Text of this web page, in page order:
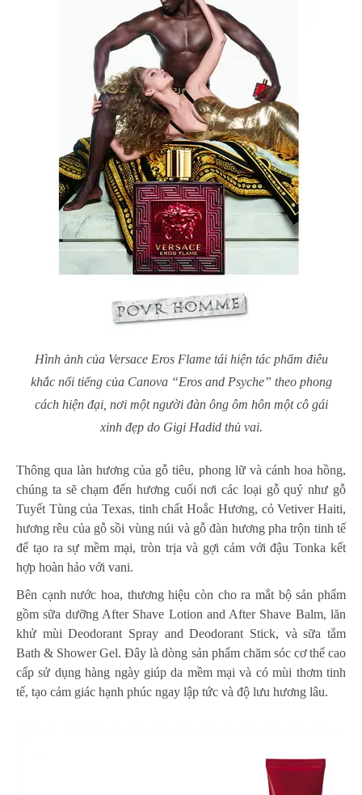
Hình ảnh của Versace Eros Flame tái hiện tác phẩm điêu
khắc nổi tiếng của Canova “Eros and Psyche” theo phong
cách hiện đại, nơi một người đàn ông ôm hôn một cô gái
xinh đẹp do Gigi Hadid thủ vai.
Thông qua làn hương của gỗ tiêu, phong lữ và cánh hoa hồng,
chúng ta sẽ chạm đến hương cuối nơi các loại gỗ quý như gỗ
Tuyết Tùng của Texas, tinh chất Hoắc Hương, cỏ Vetiver Haiti,
hương rêu của gỗ sồi vùng núi và gỗ đàn hương pha trộn tinh tế
để tạo ra sự mềm mại, tròn trịa và gợi cảm với đậu Tonka kết
hợp hoàn hảo với vani.
Bên cạnh nước hoa, thương hiệu còn cho ra mắt bộ sản phẩm
gồm sữa dưỡng After Shave Lotion and After Shave Balm, lăn
khử mùi Deodorant Spray and Deodorant Stick, và sữa tắm
Bath & Shower Gel. Đây là dòng sản phẩm chăm sóc cơ thể cao
cấp sử dụng hàng ngày giúp da mềm mại và có mùi thơm tinh
tế, tạo cảm giác hạnh phúc ngay lập tức và độ lưu hương lâu.